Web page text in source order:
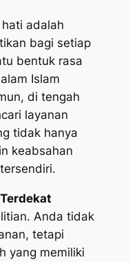
adalah
bagi setiap
bentuk rasa
Islam
di tengah
layanan
tidak hanya
keabsahan
Anda tidak
tetapi
yang memiliki